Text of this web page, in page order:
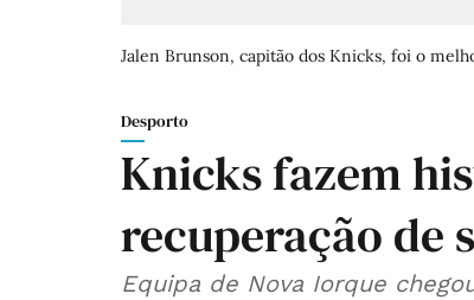
Jalen Brunson, capitão dos Knicks, foi o
Desporto
Knicks fazem
recuperação de
Equipa de Nova Iorque